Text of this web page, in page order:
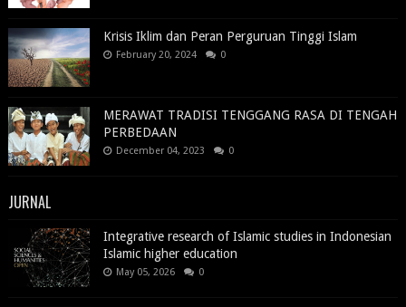
Krisis Iklim dan Peran Perguruan Tinggi Islam
February 20, 2024 0
MERAWAT TRADISI TENGGANG RASA DI TENGAH
PERBEDAAN
December 04, 2023 0
JURNAL
Integrative research of Islamic studies in Indonesian
Islamic higher education
May 05, 2026 0